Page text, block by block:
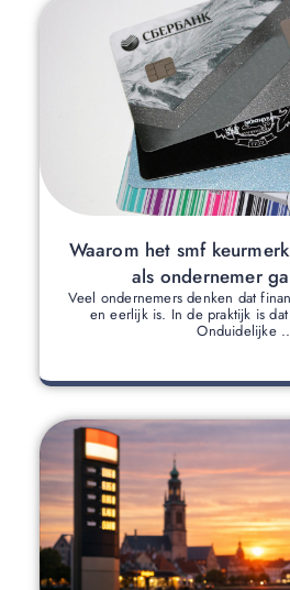
Waarom het smf
als ondernemer
Veel ondernemers denken dat
en eerlijk is. In de praktijk is
Onduidelijke